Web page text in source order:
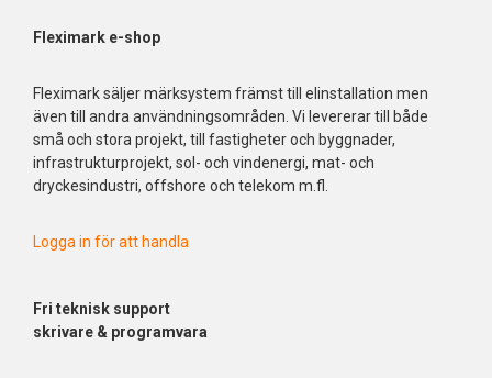
Fleximark e-shop
Fleximark säljer märksystem främst till elinstallation men
även till andra användningsområden. Vi levererar till både
små och stora projekt, till fastigheter och byggnader,
infrastrukturprojekt, sol- och vindenergi, mat- och
dryckesindustri, offshore och telekom m.fl.
Logga in för att handla
Fri teknisk support
skrivare & programvara